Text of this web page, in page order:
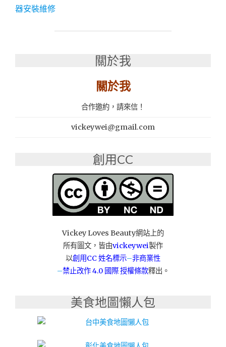
線
路
配
管
油
漆
壁
紙
施
工：
水
器安裝維修
關於我
關於我
合作邀約，請來信！
vickeywei@gmail.com
創用CC
Vickey Loves Beauty網站上的
所有圖文，皆由vickeywei製作
以創用CC 姓名標示–非商業性
–禁止改作4.0 國際 授權條款釋出。
美食地圖懶人包